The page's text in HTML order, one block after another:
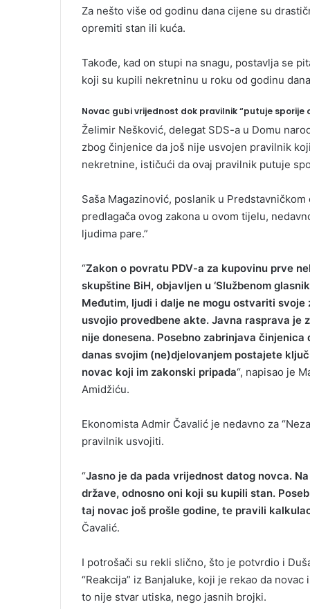
Za nešto više od godinu dana cijene su
opremiti stan ili kuća.
Takođe, kad on stupi na snagu, postavlja se
koji su kupili nekretninu u roku od godinu
Novac gubi vrijednost dok pravilnik “putuje sporije
Želimir Nešković, delegat SDS-a u Domu
zbog činjenice da još nije usvojen pravilnik
nekretnine, ističući da ovaj pravilnik putuje
Saša Magazinović, poslanik u
predlagača ovog zakona u ovom tijelu,
ljudima pare.”
“Zakon o povratu PDV-a za kupovinu prve
skupštine BiH, objavljen u ‘Službenom
Međutim, ljudi i dalje ne mogu ostvariti
usvojio provedbene akte. Javna rasprava je
nije donesena. Posebno zabrinjava
danas svojim (ne)djelovanjem postajete
novac koji im zakonski pripada“, napisao je
Amidžiću.
Ekonomista Admir Čavalić je nedavno za
pravilnik usvojiti.
“Jasno je da pada vrijednost datog novca.
države, odnosno oni koji su kupili stan.
taj novac još prošle godine, te pravili
Čavalić.
I potrošači su rekli slično, što je potvrdio i
“Reakcija” iz Banjaluke, koji je rekao da
to nije stvar utiska, nego jasnih brojki.